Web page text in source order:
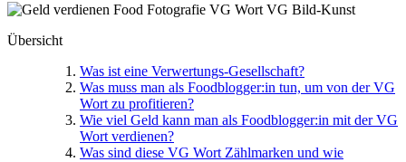
Übersicht
Was ist eine Verwertungs-Gesellschaft?
Was muss man als Foodblogger:in tun, um von der VG
Wort zu profitieren?
Wie viel Geld kann man als Foodblogger:in mit der VG
Wort verdienen?
Was sind diese VG Wort Zählmarken und wie